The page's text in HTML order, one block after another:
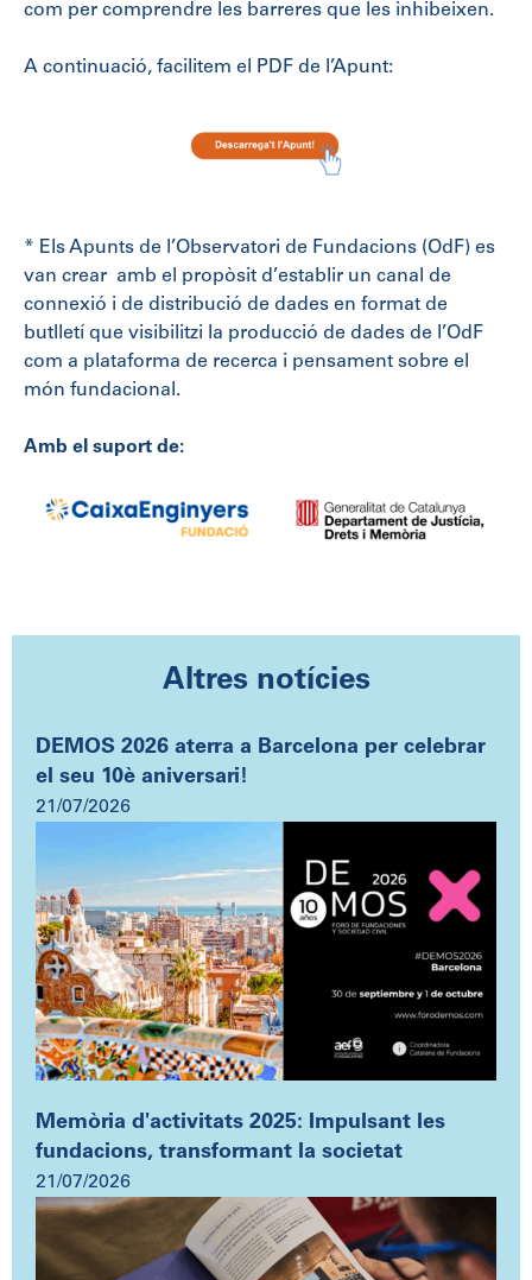
com per comprendre les barreres que les inhibeixen.
A continuació, facilitem el PDF de l’Apunt:
* Els Apunts de l’Observatori de Fundacions (OdF) es
van crear amb el propòsit d’establir un canal de
connexió i de distribució de dades en format de
butlletí que visibilitzi la producció de dades de l’OdF
com a plataforma de recerca i pensament sobre el
món fundacional.
Amb el suport de:
Altres notícies
DEMOS 2026 aterra a Barcelona per celebrar
el seu 10è aniversari!
21/07/2026
Memòria d'activitats 2025: Impulsant les
fundacions, transformant la societat
21/07/2026